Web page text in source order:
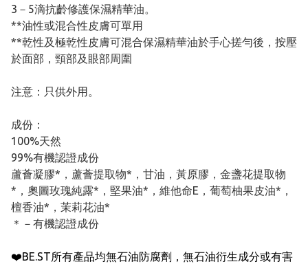
3－5滴抗齡修護保濕精華油。
**油性或混合性皮膚可單用
**乾性及極乾性皮膚可混合保濕精華油於手心搓勻後，按壓
於面部，頸部及眼部周圍
注意：只供外用。
成份：
100%天然
99%有機認證成份
蘆薈凝膠*，蘆薈提取物*，甘油，黃原膠，金盞花提取物
*，奧圖玫瑰純露*，堅果油*，維他命E，葡萄柚果皮油*，
檀香油*，茉莉花油*
＊－有機認證成份
❤️BE.ST所有產品均無石油防腐劑，無石油衍生成分或有害